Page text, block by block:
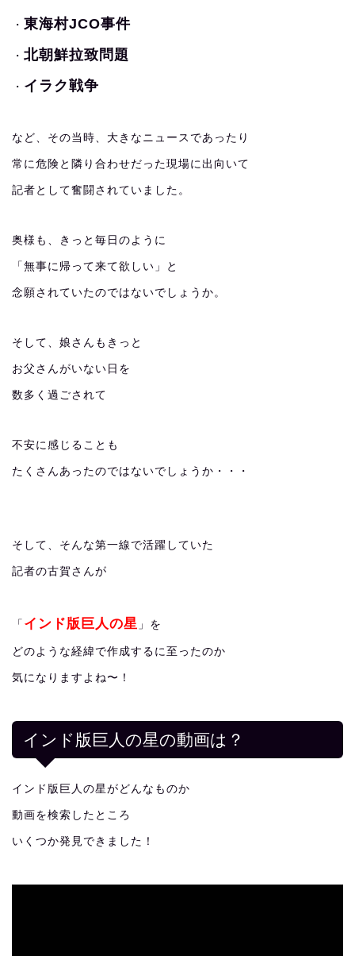
・ 東海村JCO事件
・ 北朝鮮拉致問題
・ イラク戦争
など、その当時、大きなニュースであったり
常に危険と隣り合わせだった現場に出向いて
記者として奮闘されていました。
奥様も、きっと毎日のように
「無事に帰って来て欲しい」と
念願されていたのではないでしょうか。
そして、娘さんもきっと
お父さんがいない日を
数多く過ごされて
不安に感じることも
たくさんあったのではないでしょうか・・・
そして、そんな第一線で活躍していた
記者の古賀さんが
「 インド版巨人の星 」を
どのような経緯で作成するに至ったのか
気になりますよね〜！
インド版巨人の星の動画は？
インド版巨人の星がどんなものか
動画を検索したところ
いくつか発見できました！